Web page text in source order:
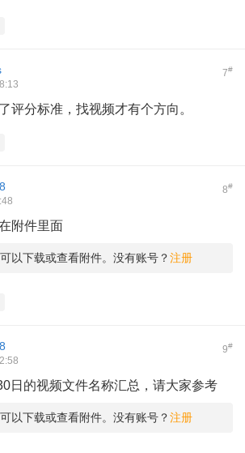
7#
评分标准，找视频才有个方向。
8#
附件里面
以下载或查看附件。没有账号？注册
9#
日的视频文件名称汇总，请大家参考
以下载或查看附件。没有账号？注册